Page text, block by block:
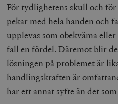
För tydlighetens skull och
pekar med hela handen och
upplevas som obekväma
fall en fördel. Däremot blir
lösningen på problemet är
handlingskraften är
har ett annat syfte än det